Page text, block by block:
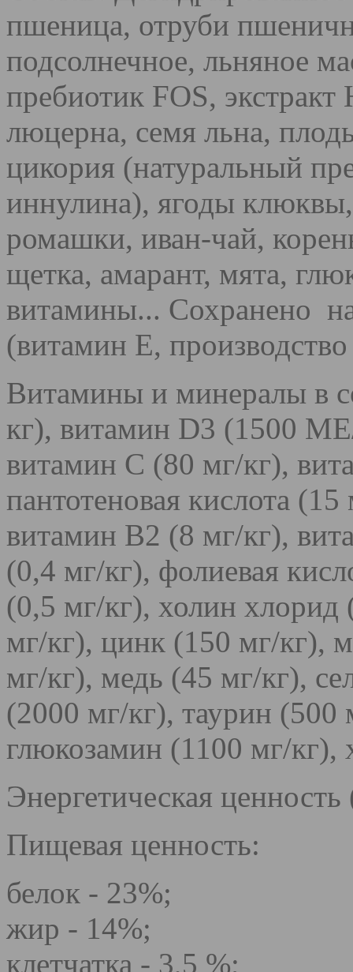
пшеница, отруби
подсолнечное, льняное
пребиотик FOS,
люцерна, семя льна,
цикория (натуральный
иннулина), ягоды
ромашки, иван-чай,
щетка, амарант, мята,
витамины... Сохранено
(витамин Е,
Витамины и минералы в
кг), витамин D3 (1500
витамин С (80 мг/кг),
пантотеновая кислота
витамин B2 (8 мг/кг),
(0,4 мг/кг), фолиевая
(0,5 мг/кг), холин хлорид
мг/кг), цинк (150 мг/кг),
мг/кг), медь (45 мг/кг),
(2000 мг/кг), таурин
глюкозамин (1100 мг/кг),
Энергетическая
Пищевая ценность:
белок - 23%;
жир - 14%;
клетчатка - 3,5 %;